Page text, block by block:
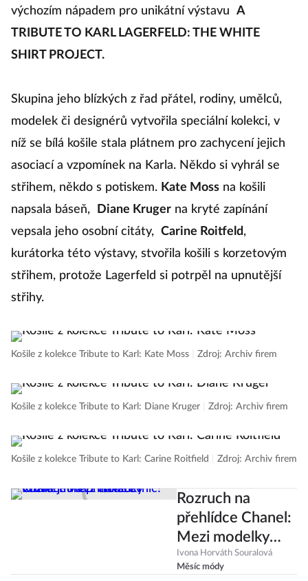
výchozím nápadem pro unikátní výstavu
A
TRIBUTE TO KARL LAGERFELD: THE WHITE
SHIRT PROJECT.
Skupina jeho blízkých z řad přátel, rodiny, umělců,
modelek či designérů vytvořila speciální kolekci, v
níž se bílá košile stala plátnem pro zachycení jejich
asociací a vzpomínek na Karla. Někdo si vyhrál se
střihem, někdo s potiskem. Kate Moss na košili
napsala báseň,
Diane Krugerna kryté zapínání
vepsala jeho osobní citáty, Carine Roitfeld,
kurátorka této výstavy, stvořila košili s korzetovým
střihem, protože Lagerfeld si potrpěl na upnutější
střihy.
Košile z kolekce Tribute to Karl: Kate Moss Zdroj: Archiv firem
Košile z kolekce Tribute to Karl: Diane Kruger Zdroj: Archiv firem
Košile z kolekce Tribute to Karl: Carine Roitfield Zdroj: Archiv firem
Rozruch na
přehlídce Chanel:
Mezi modelky
vtrhla jedna z
návštěvnic!
Ivona Horváth Souralová
Měsíc módy